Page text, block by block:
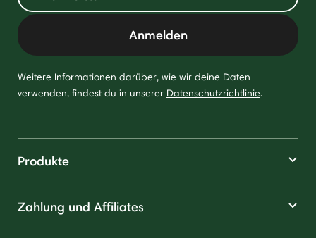
Anmelden
Weitere Informationen darüber, wie wir deine Daten
verwenden, findest du in unserer Datenschutzrichtlinie.
Produkte
Zahlung und Affiliates